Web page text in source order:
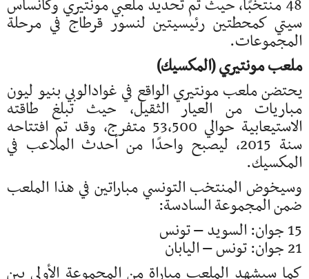
48 منتخبًا، حيث تم تحديد ملعبي مونتيري وكانساس
سيتي كمحطتين رئيسيتين لنسور قرطاج في مرحلة
المجموعات.
ملعب مونتيري (المكسيك)
يحتضن ملعب مونتيري الواقع في غوادالوبي بنيو ليون
مباريات من العيار الثقيل، حيث تبلغ طاقته
الاستيعابية حوالي 53,500 متفرج، وقد تم افتتاحه
سنة 2015، ليصبح واحدًا من أحدث الملاعب في
المكسيك.
وسيخوض المنتخب التونسي مباراتين في هذا الملعب
ضمن المجموعة السادسة:
15 جوان: السويد – تونس
21 جوان: تونس – اليابان